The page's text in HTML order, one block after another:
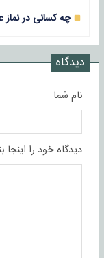
چه کسانی در
دیدگاه
نام شما
دیدگاه خود را اینجا